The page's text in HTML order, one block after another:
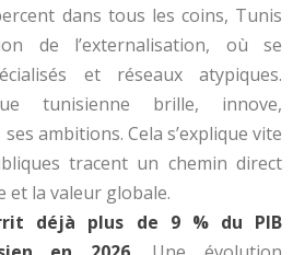
dans tous les coins, Tunis
de l’externalisation, où se
et réseaux atypiques.
tunisienne brille, innove,
ambitions. Cela s’explique vite
tracent un chemin direct
et la valeur globale.
déjà plus de 9 % du PIB